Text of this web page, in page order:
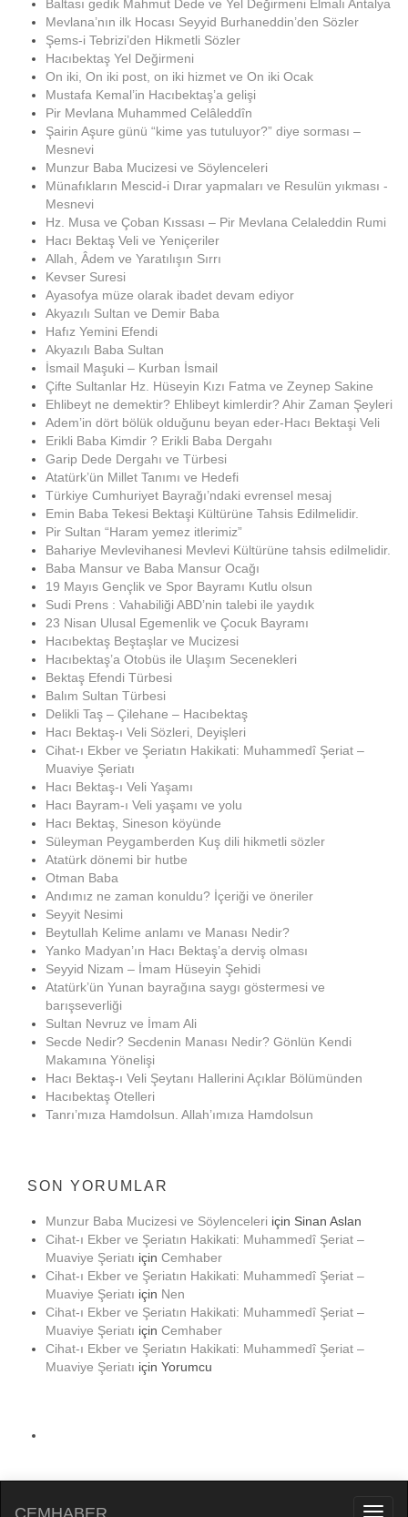
Baltası gedik Mahmut Dede ve Yel Değirmeni Elmalı Antalya
Mevlana’nın ilk Hocası Seyyid Burhaneddin’den Sözler
Şems-i Tebrizi’den Hikmetli Sözler
Hacıbektaş Yel Değirmeni
On iki, On iki post, on iki hizmet ve On iki Ocak
Mustafa Kemal’in Hacıbektaş’a gelişi
Pir Mevlana Muhammed Celâleddîn
Şairin Aşure günü “kime yas tutuluyor?” diye sorması –
Mesnevi
Munzur Baba Mucizesi ve Söylenceleri
Münafıkların Mescid-i Dırar yapmaları ve Resulün yıkması -
Mesnevi
Hz. Musa ve Çoban Kıssası – Pir Mevlana Celaleddin Rumi
Hacı Bektaş Veli ve Yeniçeriler
Allah, Âdem ve Yaratılışın Sırrı
Kevser Suresi
Ayasofya müze olarak ibadet devam ediyor
Akyazılı Sultan ve Demir Baba
Hafız Yemini Efendi
Akyazılı Baba Sultan
İsmail Maşuki – Kurban İsmail
Çifte Sultanlar Hz. Hüseyin Kızı Fatma ve Zeynep Sakine
Ehlibeyt ne demektir? Ehlibeyt kimlerdir? Ahir Zaman Şeyleri
Adem’in dört bölük olduğunu beyan eder-Hacı Bektaşi Veli
Erikli Baba Kimdir ? Erikli Baba Dergahı
Garip Dede Dergahı ve Türbesi
Atatürk’ün Millet Tanımı ve Hedefi
Türkiye Cumhuriyet Bayrağı’ndaki evrensel mesaj
Emin Baba Tekesi Bektaşi Kültürüne Tahsis Edilmelidir.
Pir Sultan “Haram yemez itlerimiz”
Bahariye Mevlevihanesi Mevlevi Kültürüne tahsis edilmelidir.
Baba Mansur ve Baba Mansur Ocağı
19 Mayıs Gençlik ve Spor Bayramı Kutlu olsun
Sudi Prens : Vahabiliği ABD’nin talebi ile yaydık
23 Nisan Ulusal Egemenlik ve Çocuk Bayramı
Hacıbektaş Beştaşlar ve Mucizesi
Hacıbektaş’a Otobüs ile Ulaşım Secenekleri
Bektaş Efendi Türbesi
Balım Sultan Türbesi
Delikli Taş – Çilehane – Hacıbektaş
Hacı Bektaş-ı Veli Sözleri, Deyişleri
Cihat-ı Ekber ve Şeriatın Hakikati: Muhammedî Şeriat –
Muaviye Şeriatı
Hacı Bektaş-ı Veli Yaşamı
Hacı Bayram-ı Veli yaşamı ve yolu
Hacı Bektaş, Sineson köyünde
Süleyman Peygamberden Kuş dili hikmetli sözler
Atatürk dönemi bir hutbe
Otman Baba
Andımız ne zaman konuldu? İçeriği ve öneriler
Seyyit Nesimi
Beytullah Kelime anlamı ve Manası Nedir?
Yanko Madyan’ın Hacı Bektaş’a derviş olması
Seyyid Nizam – İmam Hüseyin Şehidi
Atatürk’ün Yunan bayrağına saygı göstermesi ve
barışseverliği
Sultan Nevruz ve İmam Ali
Secde Nedir? Secdenin Manası Nedir? Gönlün Kendi
Makamına Yönelişi
Hacı Bektaş-ı Veli Şeytanı Hallerini Açıklar Bölümünden
Hacıbektaş Otelleri
Tanrı’mıza Hamdolsun. Allah’ımıza Hamdolsun
SON YORUMLAR
Munzur Baba Mucizesi ve Söylenceleri için Sinan Aslan
Cihat-ı Ekber ve Şeriatın Hakikati: Muhammedî Şeriat –
Muaviye Şeriatı için Cemhaber
Cihat-ı Ekber ve Şeriatın Hakikati: Muhammedî Şeriat –
Muaviye Şeriatı için Nen
Cihat-ı Ekber ve Şeriatın Hakikati: Muhammedî Şeriat –
Muaviye Şeriatı için Cemhaber
Cihat-ı Ekber ve Şeriatın Hakikati: Muhammedî Şeriat –
Muaviye Şeriatı için Yorumcu